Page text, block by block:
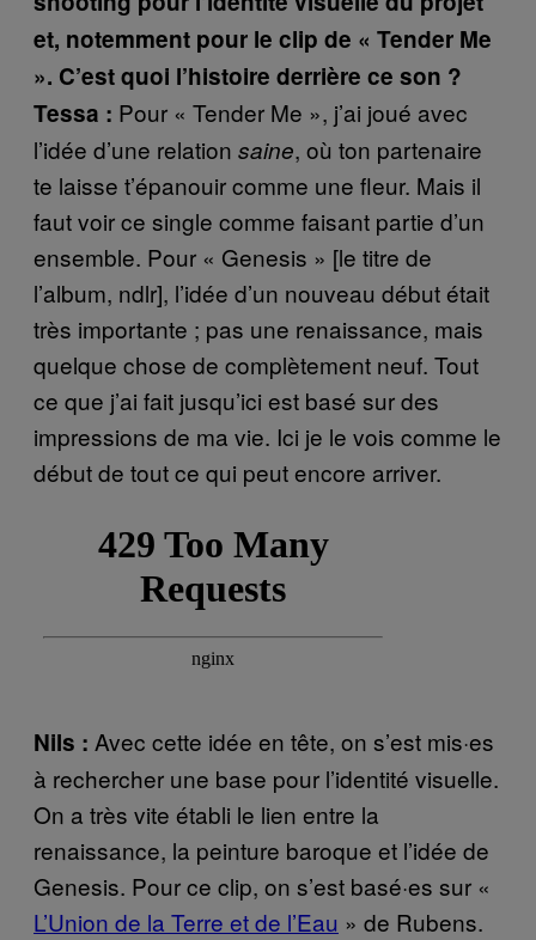
et, notemment pour le clip de « Tender Me
». C’est quoi l’histoire derrière ce son ?
Tessa : Pour « Tender Me », j’ai joué avec
l’idée d’une relation saine, où ton partenaire
te laisse t’épanouir comme une fleur. Mais il
faut voir ce single comme faisant partie d’un
ensemble. Pour « Genesis » [le titre de
l’album, ndlr], l’idée d’un nouveau début était
très importante ; pas une renaissance, mais
quelque chose de complètement neuf. Tout
ce que j’ai fait jusqu’ici est basé sur des
impressions de ma vie. Ici je le vois comme le
début de tout ce qui peut encore arriver.
Nils : Avec cette idée en tête, on s’est mis·es
à rechercher une base pour l’identité visuelle.
On a très vite établi le lien entre la
renaissance, la peinture baroque et l’idée de
Genesis. Pour ce clip, on s’est basé·es sur «
L’Union de la Terre et de l’Eau » de Rubens.